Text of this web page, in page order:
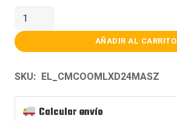
Water
Cooler
CM
Masterliquid
240
II
LCD
cantidad
AÑADIR AL CARRITO
SKU: EL_CMCOOMLXD24MASZ
Calcular envío